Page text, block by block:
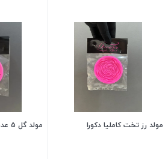
مولد رز تخت کاملیا دکورا مولد گل 5 عددی جدید دکورا